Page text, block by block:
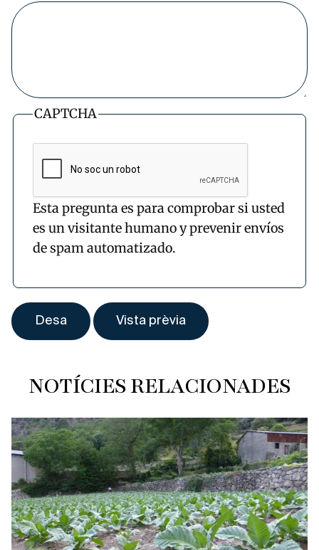
CAPTCHA
Esta pregunta es para comprobar si usted
es un visitante humano y prevenir envíos
de spam automatizado.
NOTÍCIES RELACIONADES